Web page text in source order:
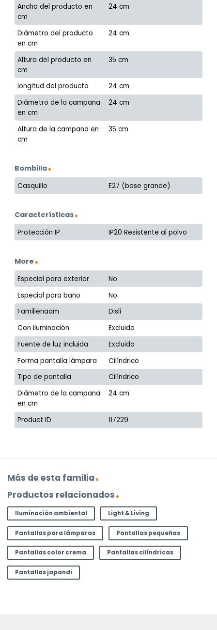
Ancho del producto en
cm
24 cm
Diámetro del producto
en cm
24 cm
Altura del producto en
cm
35 cm
longitud del producto
24 cm
Diámetro de la campana
en cm
24 cm
Altura de la campana en
cm
35 cm
Bombilla
Casquillo E27 (base grande)
Características
Protección IP IP20 Resistente al polvo
More
Especial para exterior
No
Especial para baño
No
Familienaam
Disli
Con iluminación
Excluido
Fuente de luz incluida
Excluido
Forma pantalla lámpara
Cilíndrico
Tipo de pantalla
Cilíndrico
Diámetro de la campana
en cm
24 cm
Product ID 117229
Más de esta familia
Productos relacionados
Iluminación ambiental Light & Living
Pantallas para lámparas Pantallas pequeñas
Pantallas color crema Pantallas cilíndricas
Pantallas japandi